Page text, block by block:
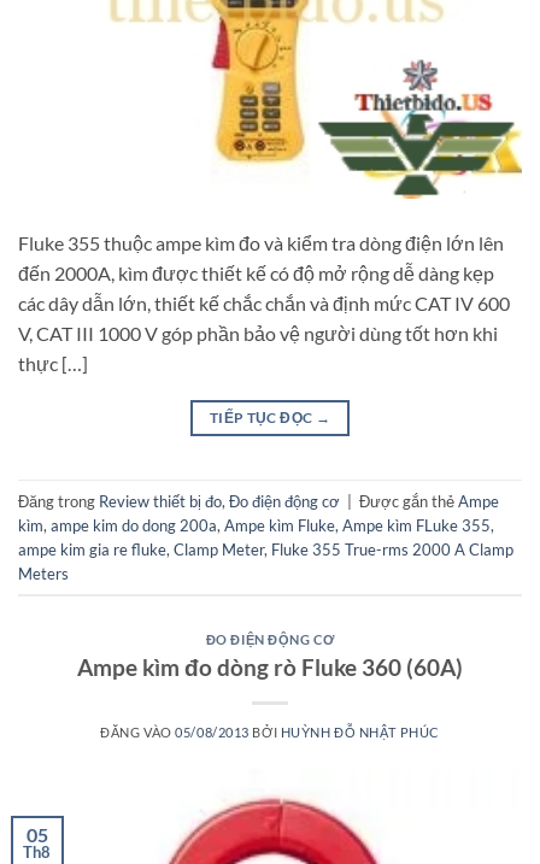
Fluke 355 thuộc ampe kìm đo và kiểm tra dòng điện lớn lên
đến 2000A, kìm được thiết kế có độ mở rộng dễ dàng kẹp
các dây dẫn lớn, thiết kế chắc chắn và định mức CAT IV 600
V, CAT III 1000 V góp phần bảo vệ người dùng tốt hơn khi
thực […]
TIẾP TỤC ĐỌC →
Đăng trong Review thiết bị đo, Đo điện động cơ Được gắn thẻAmpe
kìm, ampe kim do dong 200a, Ampe kìm Fluke, Ampe kìm FLuke 355,
ampe kim gia re fluke, Clamp Meter, Fluke 355 True-rms 2000 A Clamp
Meters
ĐO ĐIỆN ĐỘNG CƠ
Ampe kìm đo dòng rò Fluke 360 (60A)
ĐĂNG VÀO05/08/2013 BỞI HUỲNH ĐỖ NHẬT PHÚC
05
Th8